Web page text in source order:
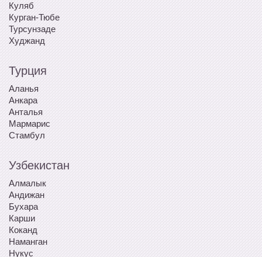
Куляб
Курган-Тюбе
Турсунзаде
Худжанд
Турция
Аланья
Анкара
Анталья
Мармарис
Стамбул
Узбекистан
Алмалык
Андижан
Бухара
Карши
Коканд
Наманган
Нукус